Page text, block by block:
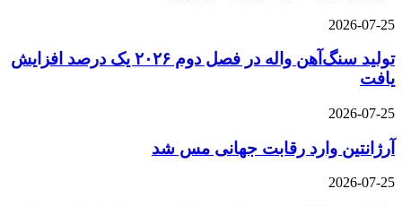
2026-07-25
تولید سنگ‌آهن واله در فصل دوم ۲۰۲۶ یک درصد افزایش
یافت
2026-07-25
آرژانتین وارد رقابت جهانی مس شد
2026-07-25